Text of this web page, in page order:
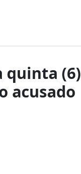
quinta (6)
acusado